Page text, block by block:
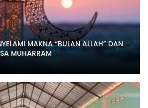
MAKNA “BULAN ALLAH” DAN
MUHARRAM